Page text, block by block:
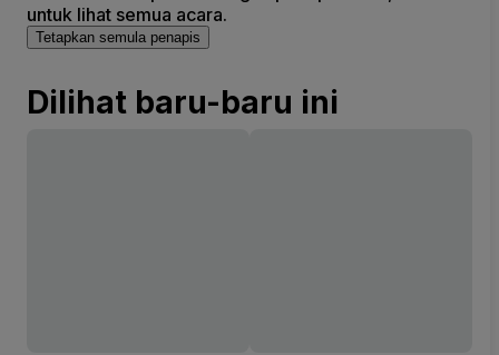
untuk lihat semua acara.
Tetapkan semula penapis
Dilihat baru-baru ini